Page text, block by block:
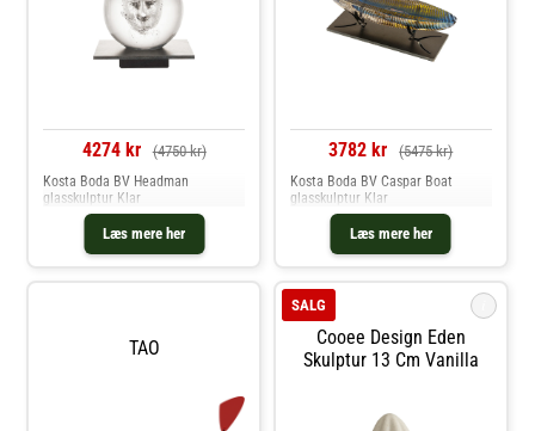
eksemplar er unikt med sine egne
karakteristika.- Tilfører karakter
og en følelse af håndværk til dit
4274 kr (4750 kr)
Læs mere her
Kosta Boda BV Headman
glasskulptur Klar
3782 kr (5475 kr)
Læs mere her
Kosta Boda BV Caspar Boat
glasskulptur Klar
TAO
Cooee Design Eden
Skulptur 13 Cm Vanilla
SALG